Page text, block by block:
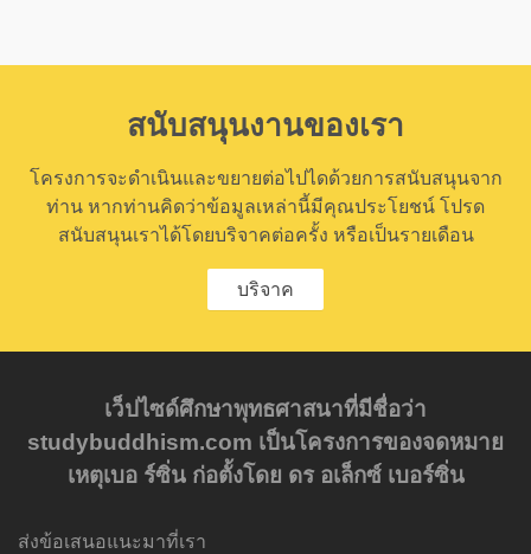
สนับสนุนงานของเรา
โครงการจะดำเนินและขยายต่อไปไดด้วยการสนับสนุนจาก
ท่าน หากท่านคิดว่าข้อมูลเหล่านี้มีคุณประโยชน์ โปรด
สนับสนุนเราได้โดยบริจาคต่อครั้ง หรือเป็นรายเดือน
บริจาค
เว็ปไซด์ศึกษาพุทธศาสนาที่มีชื่อว่า
studybuddhism.com เป็นโครงการของจดหมาย
เหตุเบอ ร์ซิ่น ก่อตั้งโดย ดร อเล็กซ์ เบอร์ซิ่น
ส่งข้อเสนอแนะมาที่เรา